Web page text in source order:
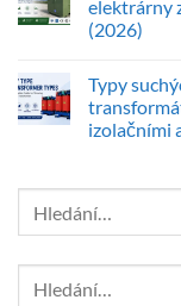
elektrárny
(2026)
Typy
izolačními